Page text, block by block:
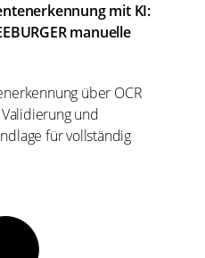
mit KI:
manuelle
über OCR
und
für vollständig